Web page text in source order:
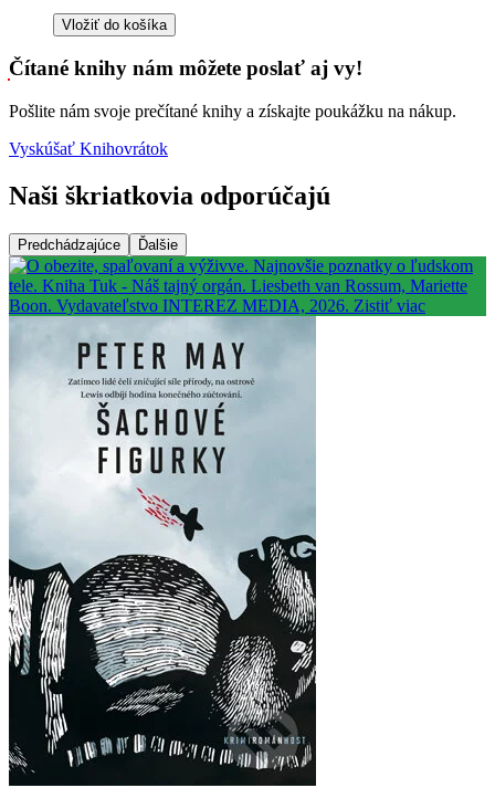
Vložiť do košíka
Čítané knihy nám môžete poslať aj vy!
Pošlite nám svoje prečítané knihy a získajte poukážku na nákup.
Vyskúšať Knihovrátok
Naši škriatkovia odporúčajú
Predchádzajúce Ďalšie